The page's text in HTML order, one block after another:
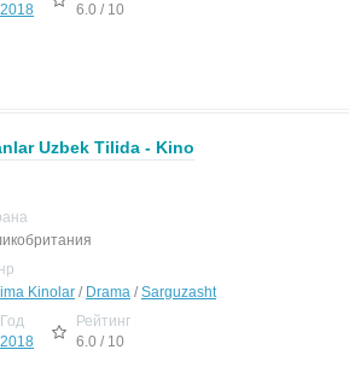
2018
6.0 / 10
Uzbek Tilida - Kino
Kinolar / Drama /Sarguzasht
Год
2018
Рейтинг
6.0 / 10